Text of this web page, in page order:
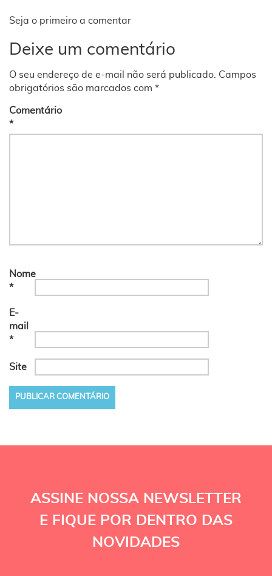
Seja o primeiro a comentar
Deixe um comentário
O seu endereço de e-mail não será publicado. Campos
obrigatórios são marcados com *
Comentário
*
Nome
*
E-
mail
*
Site
ASSINE NOSSA NEWSLETTER
E FIQUE POR DENTRO DAS
NOVIDADES